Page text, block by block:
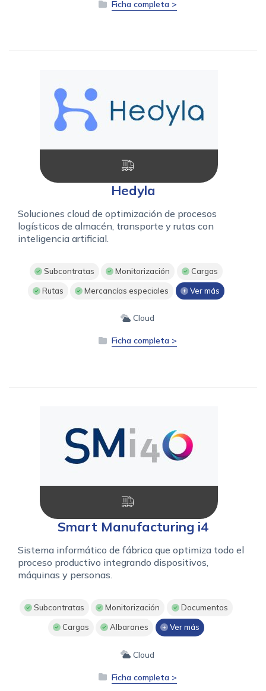
Ficha completa >
Hedyla
Soluciones cloud de optimización de procesos
logísticos de almacén, transporte y rutas con
inteligencia artificial.
Subcontratas Monitorización Cargas
Rutas Mercancías especiales Ver más
Cloud
Ficha completa >
Smart Manufacturing i4
Sistema informático de fábrica que optimiza todo el
proceso productivo integrando dispositivos,
máquinas y personas.
Subcontratas Monitorización Documentos
Cargas Albaranes Ver más
Cloud
Ficha completa >